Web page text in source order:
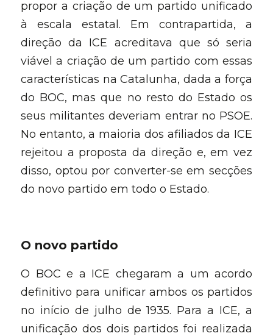
propor a criação de um partido unificado
à escala estatal. Em contrapartida, a
direção da ICE acreditava que só seria
viável a criação de um partido com essas
características na Catalunha, dada a força
do BOC, mas que no resto do Estado os
seus militantes deveriam entrar no PSOE.
No entanto, a maioria dos afiliados da ICE
rejeitou a proposta da direção e, em vez
disso, optou por converter-se em secções
do novo partido em todo o Estado.
O novo partido
O BOC e a ICE chegaram a um acordo
definitivo para unificar ambos os partidos
no início de julho de 1935. Para a ICE, a
unificação dos dois partidos foi realizada